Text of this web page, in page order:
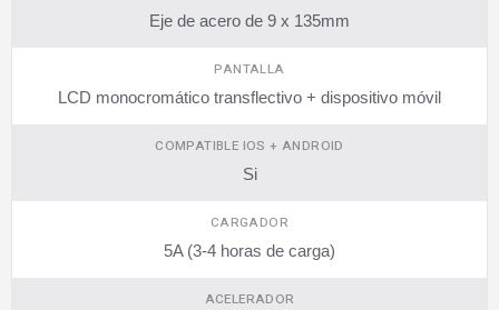
Eje de acero de 9 x 135mm
PANTALLA
LCD monocromático transflectivo + dispositivo móvil
COMPATIBLE IOS + ANDROID
Si
CARGADOR
5A (3-4 horas de carga)
ACELERADOR